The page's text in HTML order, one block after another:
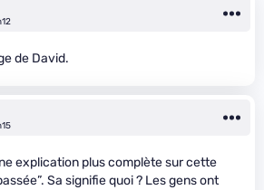
de David.
explication plus complète sur cette
Sa signifie quoi ? Les gens ont